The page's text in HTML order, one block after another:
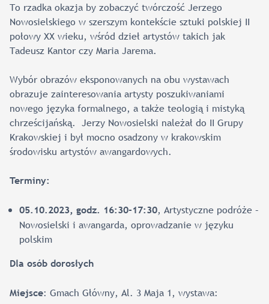
To rzadka okazja by zobaczyć twórczość Jerzego
Nowosielskiego w szerszym kontekście sztuki polskiej II
połowy XX wieku, wśród dzieł artystów takich jak
Tadeusz Kantor czy Maria Jarema.
Wybór obrazów eksponowanych na obu wystawach
obrazuje zainteresowania artysty poszukiwaniami
nowego języka formalnego, a także teologią i mistyką
chrześcijańską. Jerzy Nowosielski należał do II Grupy
Krakowskiej i był mocno osadzony w krakowskim
środowisku artystów awangardowych.
Terminy:
05.10.2023, godz. 16:30-17:30, Artystyczne podróże –
Nowosielski i awangarda, oprowadzanie w języku
polskim
Dla osób dorosłych
Miejsce: Gmach Główny, Al. 3 Maja 1, wystawa: